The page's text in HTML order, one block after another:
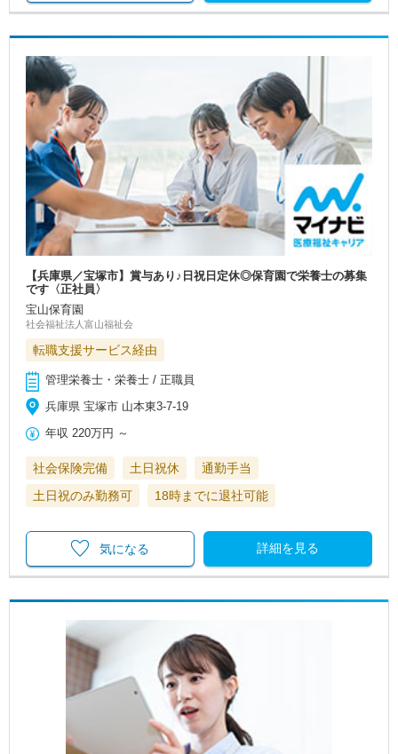
【兵庫県／宝塚市】賞与あり♪日祝日定休◎保育園で栄養士の募集
です〈正社員〉
宝山保育園
社会福祉法人富山福祉会
転職支援サービス経由
管理栄養士・栄養士 / 正職員
兵庫県 宝塚市 山本東3-7-19
年収 220万円 ～
社会保険完備 土日祝休
通勤手当
土日祝のみ勤務可
18時までに退社可能
詳細を見る
気になる